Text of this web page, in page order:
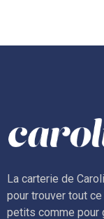
La carterie de
pour trouver tout
petits comme pour